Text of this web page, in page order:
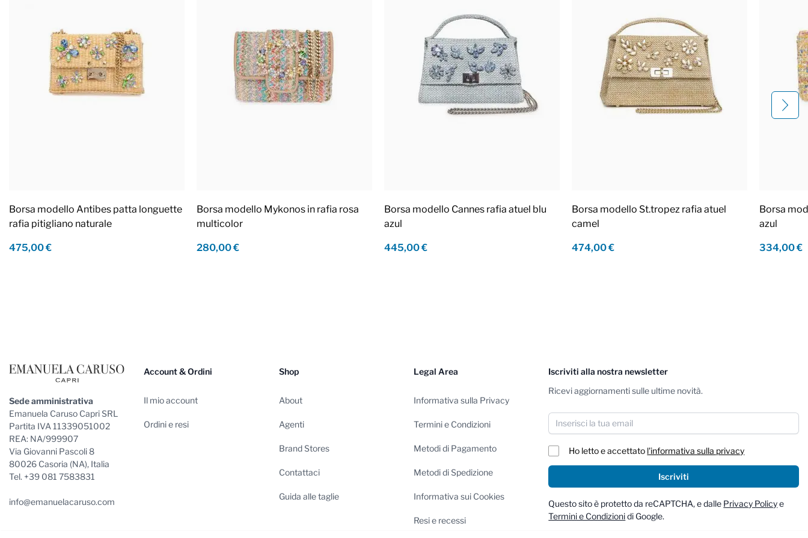
Borsa modello Antibes patta longuette
rafia pitigliano naturale
475,00 €
Borsa modello Mykonos in rafia rosa
multicolor
280,00 €
Borsa modello Cannes rafia atuel blu
azul
445,00 €
Borsa modello St.tropez rafia atuel
camel
474,00 €
Borsa
azul
334,00 €
Sede amministrativa
Emanuela Caruso Capri SRL
Partita IVA 11339051002
REA: NA/999907
Via Giovanni Pascoli 8
80026 Casoria (NA), Italia
Tel. +39 081 7583831
info@emanuelacaruso.com
Account & Ordini
Il mio account
Ordini e resi
Shop
About
Agenti
Brand Stores
Contattaci
Guida alle taglie
Legal Area
Informativa sulla Privacy
Termini e Condizioni
Metodi di Pagamento
Metodi di Spedizione
Informativa sui Cookies
Resi e recessi
Iscriviti alla nostra newsletter
Ricevi aggiornamenti sulle ultime novità.
Indirizzo email
Ho letto e accettato l'informativa sulla privacy
Iscriviti
Questo sito è protetto da reCAPTCHA, e dalle Privacy Policye
Termini e Condizionidi Google.